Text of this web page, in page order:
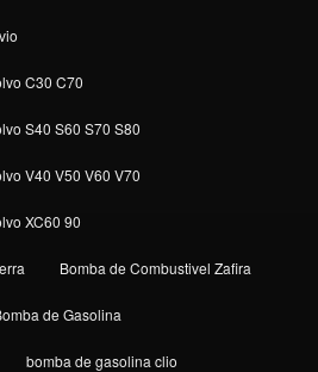
C30 C70
S40 S60 S70 S80
V40 V50 V60 V70
XC60 90
Bomba de Combustivel Zafira
de Gasolina
bomba de gasolina clio